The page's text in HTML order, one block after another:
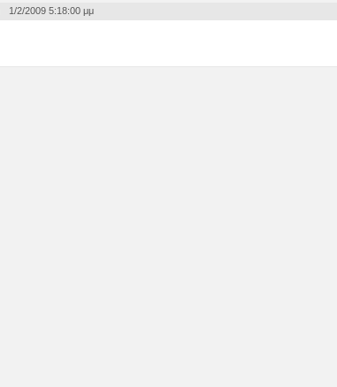
1/2/2009 5:18:00 μμ